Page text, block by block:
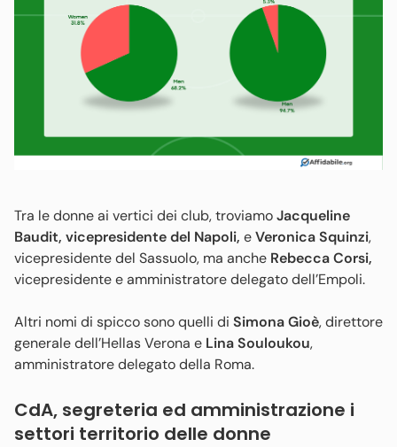
Tra le donne ai vertici dei club, troviamoJacqueline
Baudit, vicepresidente del Napoli, eVeronica Squinzi,
vicepresidente del Sassuolo, ma anche Rebecca Corsi,
vicepresidente e amministratore delegato dell’Empoli.
Altri nomi di spicco sono quelli di Simona Gioè, direttore
generale dell’Hellas Verona e Lina Souloukou,
amministratore delegato della Roma.
CdA, segreteria ed amministrazione i
settori territorio delle donne